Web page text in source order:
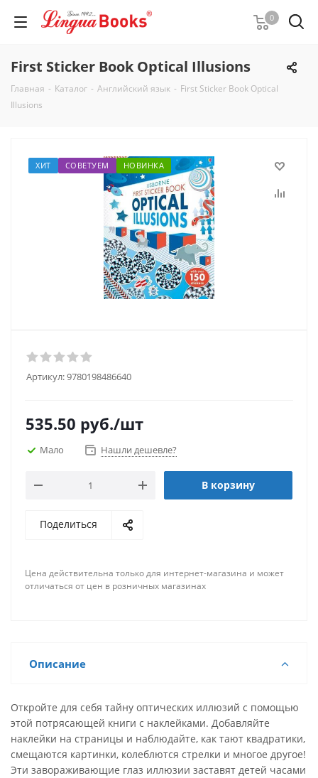
0
First Sticker Book Optical Illusions
Главная - Каталог - Английский язык - First Sticker Book Optical
Illusions
ХИТ СОВЕТУЕМ НОВИНКА
Артикул:9780198486640
535.50 руб./шт
Мало Нашли дешевле?
В корзину
Поделиться
Цена действительна только для интернет-магазина и может
отличаться от цен в розничных магазинах
Описание
Откройте для себя тайну оптических иллюзий с помощью
этой потрясающей книги с наклейками. Добавляйте
наклейки на страницы и наблюдайте, как тают квадратики,
смещаются картинки, колеблются стрелки и многое другое!
Эти завораживающие глаз иллюзии заставят детей часами